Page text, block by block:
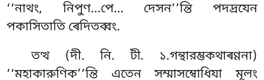
‘‘নাথং, নিপুণ…পে… দেসন’’ন্তি পদদ্ৰযেন
পকাসিতাতি ৰেদিতব্বং.
তত্থ (দী. নি. টী. ১.গন্থারম্ভকথাৰণ্ণনা)
‘‘মহাকারুণিক’’ন্তি এতেন সম্মাসম্বোধিযা মূলং